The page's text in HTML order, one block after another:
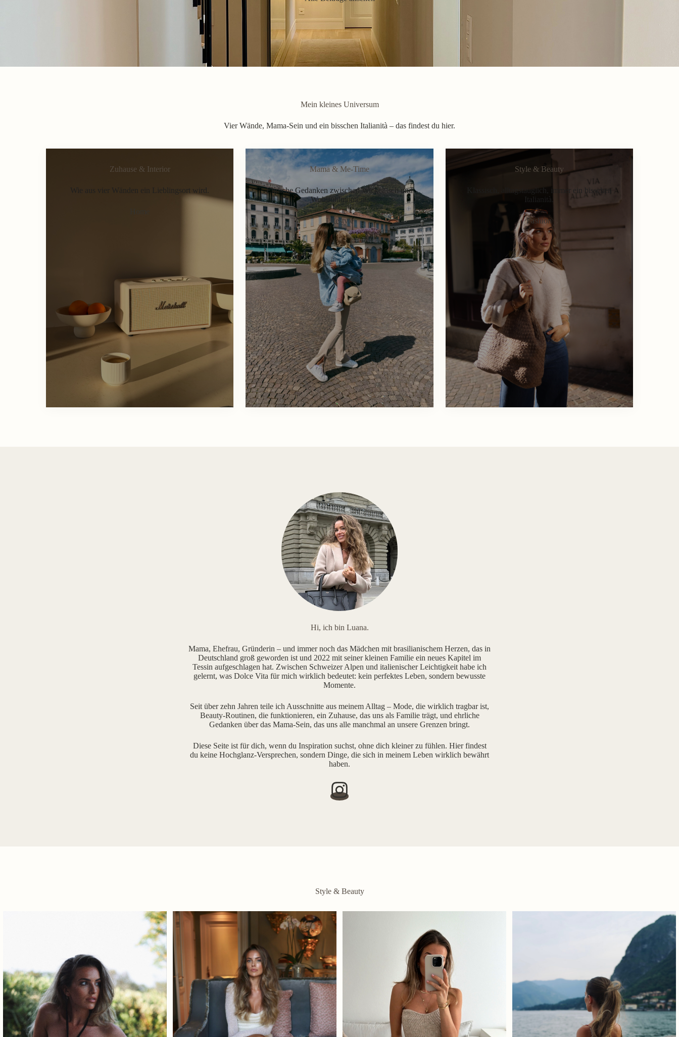
Mein kleines Universum
Vier Wände, Mama-Sein und ein bisschen Italianità – das findest du hier.
Zuhause & Interior
Wie aus vier Wänden ein Lieblingsort wird.
Mama & Me-Time
Ehrliche Gedanken zwischen Wickeltisch und
Wohlfühlmoment.
Lifestyle
Style & Beauty
Klassisch, alltagstauglich, immer ein bisschen
Italianità.
Fashion
Hi, ich bin Luana.
Mama, Ehefrau, Gründerin – und immer noch das Mädchen mit brasilianischem Herzen, das in
Deutschland groß geworden ist und 2022 mit seiner kleinen Familie ein neues Kapitel im
Tessin aufgeschlagen hat. Zwischen Schweizer Alpen und italienischer Leichtigkeit habe ich
gelernt, was Dolce Vita für mich wirklich bedeutet: kein perfektes Leben, sondern bewusste
Momente.
Seit über zehn Jahren teile ich Ausschnitte aus meinem Alltag – Mode, die wirklich tragbar ist,
Beauty-Routinen, die funktionieren, ein Zuhause, das uns als Familie trägt, und ehrliche
Gedanken über das Mama-Sein, das uns alle manchmal an unsere Grenzen bringt.
Diese Seite ist für dich, wenn du Inspiration suchst, ohne dich kleiner zu fühlen. Hier findest
du keine Hochglanz-Versprechen, sondern Dinge, die sich in meinem Leben wirklich bewährt
haben.
Style & Beauty